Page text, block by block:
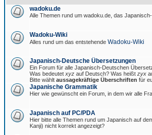
wadoku.de
Alle Themen rund um wadoku.de, das
Wadoku-Wiki
Alles rund um das entstehende Wadoku-Wiki
Japanisch-Deutsche Übersetzungen
Ein Forum für alle Japanisch-Deutschen
Was bedeutet xyz auf Deutsch? Was heißt zyx
Bitte wählt aussagekräftige Überschriften für
Japanische Grammatik
Hier wie gewünscht ein Forum, in dem wir alle
Japanisch auf PC/PDA
Hier bitte alle Themen rund um Japanisch auf
Kanji) nicht korrekt angezeigt?